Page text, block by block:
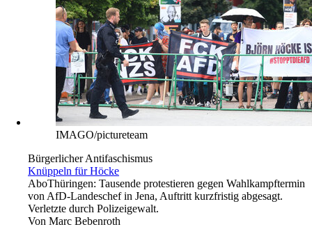
IMAGO/pictureteam
Bürgerlicher Antifaschismus
Knüppeln für Höcke
AboThüringen: Tausende protestieren gegen Wahlkampftermin
von AfD-Landeschef in Jena, Auftritt kurzfristig abgesagt.
Verletzte durch Polizeigewalt.
Von Marc Bebenroth